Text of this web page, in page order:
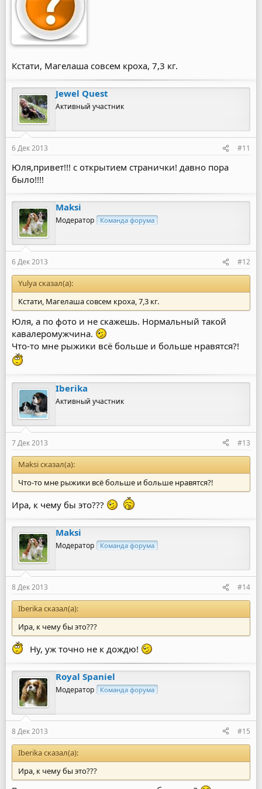
Кстати, Магелаша совсем кроха, 7,3 кг.
Jewel Quest
Активный участник
6 Дек 2013 #11
Юля,привет!!! с открытием странички! давно пора
было!!!!
Maksi
Модератор Команда форума
6 Дек 2013 #12
Yulya сказал(а):
Кстати, Магелаша совсем кроха, 7,3 кг.
Юля, а по фото и не скажешь. Нормальный такой
кавалеромужчина.
Что-то мне рыжики всё больше и больше нравятся?!
Iberika
Активный участник
7 Дек 2013 #13
Maksi сказал(а):
Что-то мне рыжики всё больше и больше нравятся?!
Ира, к чему бы это???
Maksi
Модератор Команда форума
8 Дек 2013 #14
Iberika сказал(а):
Ира, к чему бы это???
Ну, уж точно не к дождю!
Royal Spaniel
Модератор Команда форума
8 Дек 2013 #15
Iberika сказал(а):
Ира, к чему бы это???